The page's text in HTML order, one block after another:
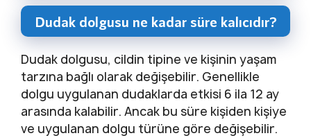
Dudak dolgusu ne kadar süre kalıcıdır?
Dudak dolgusu, cildin tipine ve kişinin yaşam
tarzına bağlı olarak değişebilir. Genellikle
dolgu uygulanan dudaklarda etkisi 6 ila 12 ay
arasında kalabilir. Ancak bu süre kişiden kişiye
ve uygulanan dolgu türüne göre değişebilir.